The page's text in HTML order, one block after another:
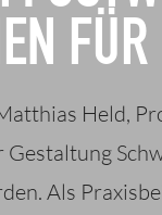
Held,
Gestaltung
Als